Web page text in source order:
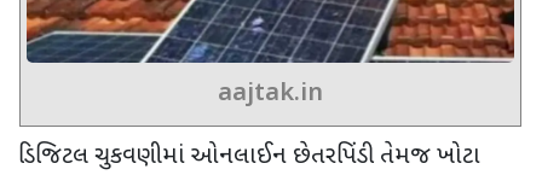
aajtak.in
ડિજિટલ ચુકવણીમાં ઓનલાઈન છેતરપિંડી તેમજ ખોટા